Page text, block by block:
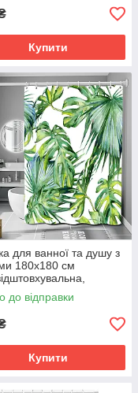
Купити
для ванної та душу з
180x180 см
з листяним
до відправки
Купити